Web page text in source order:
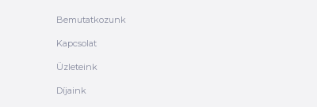
Bemutatkozunk
Kapcsolat
Üzleteink
Díjaink